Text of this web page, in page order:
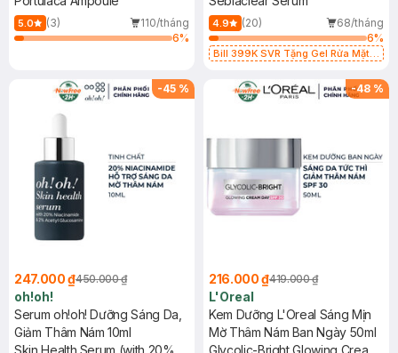
5.0 (3)
110/tháng
6%
4.9 (20)
68/tháng
6%
Bill 399K SVR Tặng Gel Rửa Mặt
(SL có hạn)
-45 %
247.000 ₫450.000 ₫
oh!oh!
Serum oh!oh! Dưỡng Sáng Da,
Giảm Thâm Nám 10ml
Skin Health Serum (with 20%
-48 %
216.000 ₫419.000 ₫
L'Oreal
Kem Dưỡng L'Oreal Sáng Mịn
Mờ Thâm Nám Ban Ngày 50ml
Glycolic-Bright Glowing Cream